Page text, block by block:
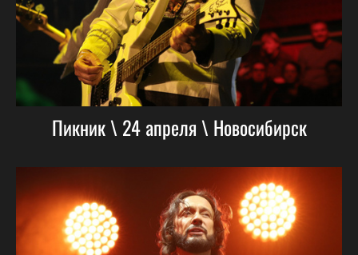
Пикник \ 24 апреля \ Новосибирск